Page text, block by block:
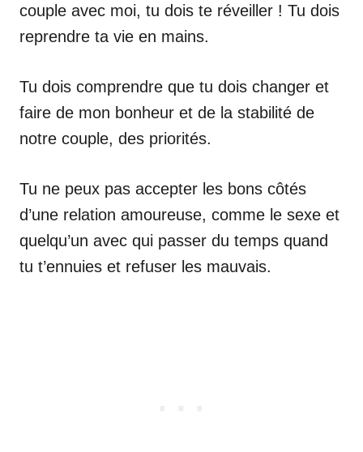
couple avec moi, tu dois te réveiller ! Tu dois
reprendre ta vie en mains.
Tu dois comprendre que tu dois changer et
faire de mon bonheur et de la stabilité de
notre couple, des priorités.
Tu ne peux pas accepter les bons côtés
d’une relation amoureuse, comme le sexe et
quelqu’un avec qui passer du temps quand
tu t’ennuies et refuser les mauvais.